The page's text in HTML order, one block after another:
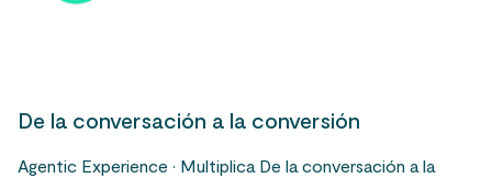
De la conversación a la conversión
Agentic Experience · Multiplica De la conversación a la